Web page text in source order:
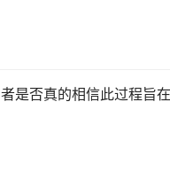
是否真的相信此过程旨